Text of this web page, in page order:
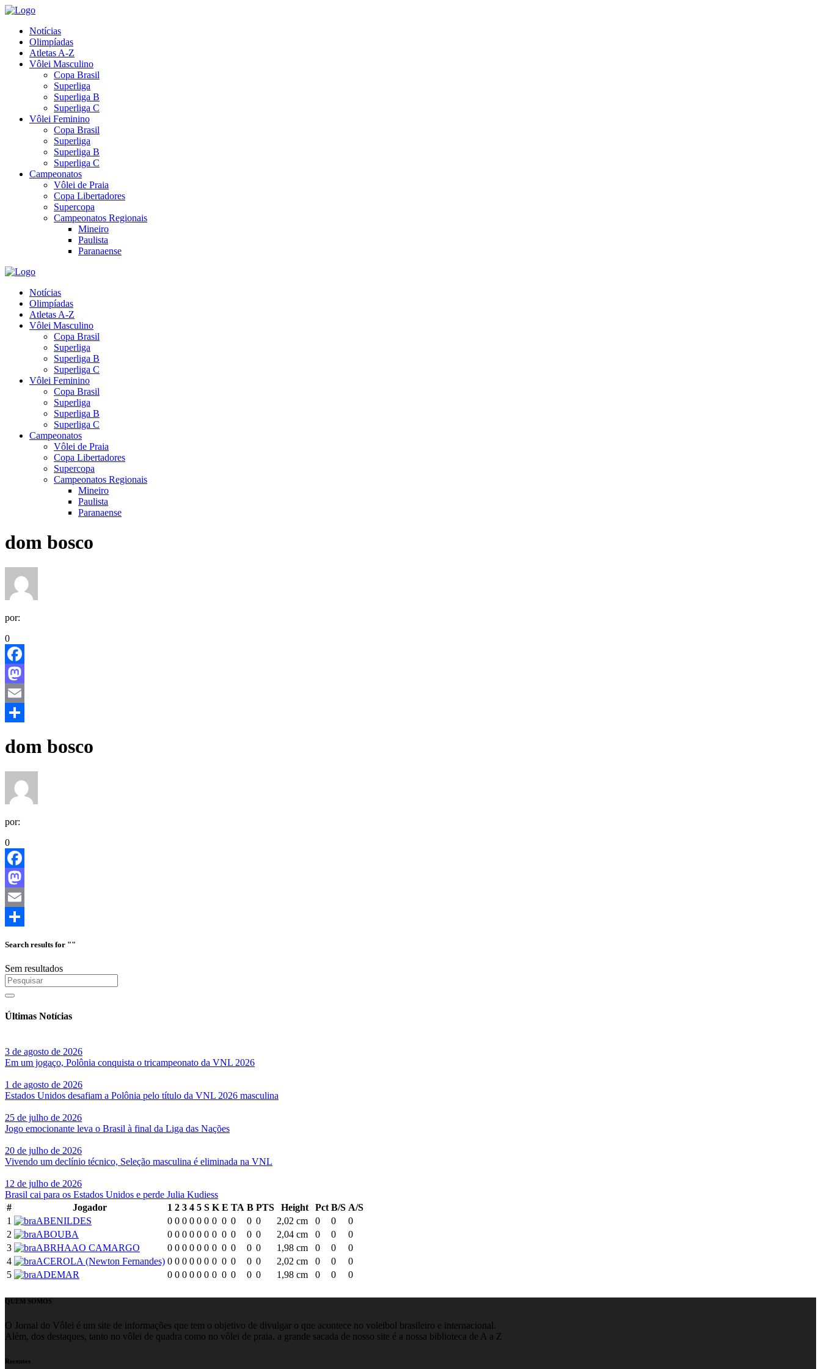
Notícias
Olimpíadas
Atletas A-Z
Vôlei Masculino
Copa Brasil
Superliga
Superliga B
Superliga C
Vôlei Feminino
Copa Brasil
Superliga
Superliga B
Superliga C
Campeonatos
Vôlei de Praia
Copa Libertadores
Supercopa
Campeonatos Regionais
Mineiro
Paulista
Paranaense
Notícias
Olimpíadas
Atletas A-Z
Vôlei Masculino
Copa Brasil
Superliga
Superliga B
Superliga C
Vôlei Feminino
Copa Brasil
Superliga
Superliga B
Superliga C
Campeonatos
Vôlei de Praia
Copa Libertadores
Supercopa
Campeonatos Regionais
Mineiro
Paulista
Paranaense
dom bosco
por:
0
Facebook
Mastodon
Email
dom bosco
por:
0
Facebook
Mastodon
Email
Search results for ""
Sem resultados
Últimas Notícias
3 de agosto de 2026
Em um jogaço, Polônia conquista o tricampeonato da VNL 2026
1 de agosto de 2026
Estados Unidos desafiam a Polônia pelo título da VNL 2026 masculina
25 de julho de 2026
Jogo emocionante leva o Brasil à final da Liga das Nações
20 de julho de 2026
Vivendo um declínio técnico, Seleção masculina é eliminada na VNL
12 de julho de 2026
Brasil cai para os Estados Unidos e perde Julia Kudiess
#
Jogador 1 2 3 4 5 S K E TA B PTS Height Pct B/S A/S
1
ABENILDES 0 0 0 0 0 0 0 0 0 0 0 2,02 cm 0 0
0
2
ABOUBA 0 0 0 0 0 0 0 0 0 0 0 2,04 cm 0 0
0
3
ABRHAAO CAMARGO 0 0 0 0 0 0 0 0 0 0 0 1,98 cm 0 0
0
4
ACEROLA (Newton Fernandes) 0 0 0 0 0 0 0 0 0 0 0 2,02 cm 0 0
0
5
ADEMAR 0 0 0 0 0 0 0 0 0 0 0 1,98 cm 0 0 0
QUEM SOMOS
O Jornal do Vôlei é um site de informações que tem o objetivo de divulgar o que acontece no voleibol brasileiro e internacional.
Além, dos destaques, tanto no vôlei de quadra como no vôlei de praia, a grande sacada de nosso site é a nossa biblioteca de A a Z
Recentes